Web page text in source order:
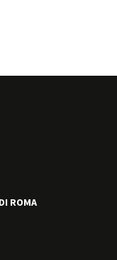
ROMA